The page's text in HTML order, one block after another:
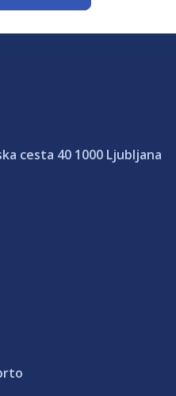
cesta 40 1000 Ljubljana